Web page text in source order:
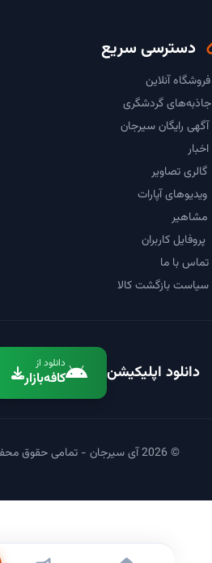
دسترسی سریع
فروشگاه آنلاین
جاذبه‌های گردشگری
آگهی رایگان سیرجان
اخبار
گالری تصاویر
ویدیوهای آپارات
مشاهیر
پروفایل کاربران
تماس با ما
سیاست بازگشت کالا
دانلود اپلیکیشن دانلود از
کافه‌بازار
© 2026 آی سیرجان - تمامی حقوق محفوظ است